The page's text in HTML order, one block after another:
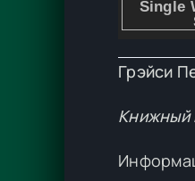
Грэйси
Книжный